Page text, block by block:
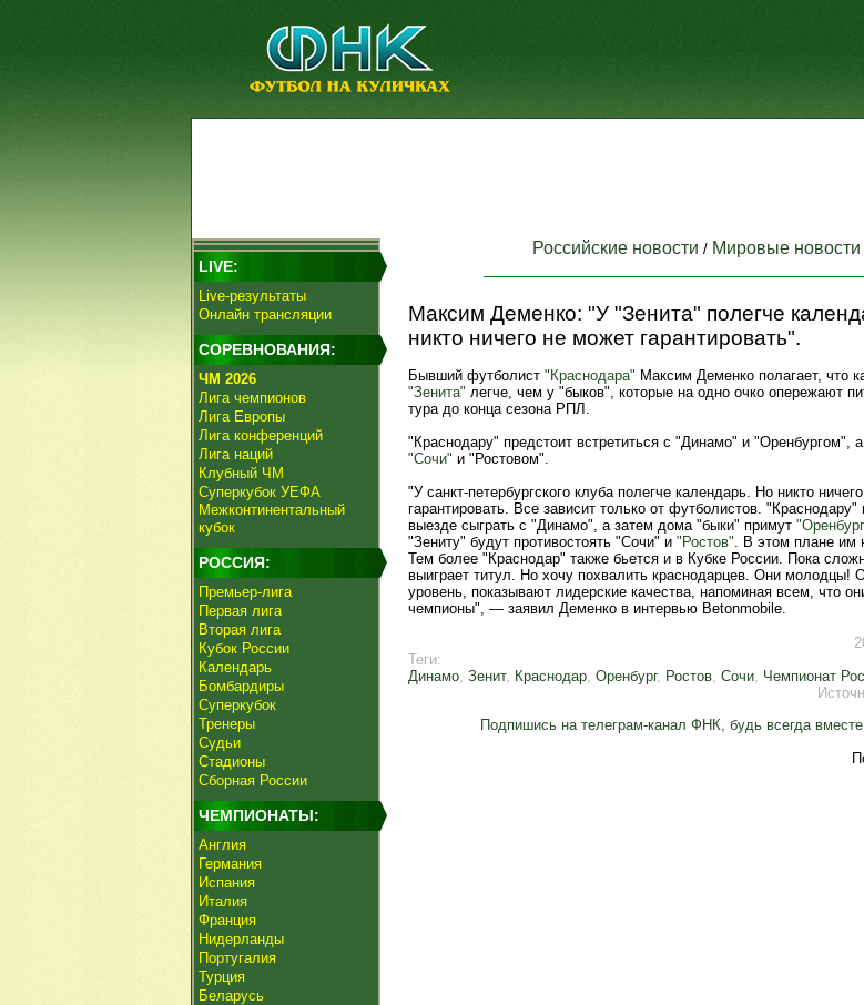
LIVE:
Live-результаты
Онлайн трансляции
СОРЕВНОВАНИЯ:
ЧМ 2026
Лига чемпионов
Лига Европы
Лига конференций
Лига наций
Клубный ЧМ
Суперкубок УЕФА
Межконтинентальный
кубок
РОССИЯ:
Премьер-лига
Первая лига
Вторая лига
Кубок России
Календарь
Бомбардиры
Суперкубок
Тренеры
Судьи
Стадионы
Сборная России
ЧЕМПИОНАТЫ:
Англия
Германия
Испания
Италия
Франция
Нидерланды
Португалия
Турция
Беларусь
Российские новости / Мировые новости
Максим Деменко: "У "Зенита" полегче
никто ничего не может гарантировать".
Бывший футболист "Краснодара" Максим Деменко полагает, что
"Зенита" легче, чем у "быков", которые на одно очко опережают
тура до конца сезона РПЛ.
"Краснодару" предстоит встретиться с "Динамо" и "Оренбургом",
"Сочи" и "Ростовом".
"У санкт-петербургского клуба полегче календарь. Но никто
гарантировать. Все зависит только от футболистов. "Краснодару"
выезде сыграть с "Динамо", а затем дома "быки" примут
"Зениту" будут противостоять "Сочи" и "Ростов". В этом плане им
Тем более "Краснодар" также бьется и в Кубке России. Пока
выиграет титул. Но хочу похвалить краснодарцев. Они молодцы!
уровень, показывают лидерские качества, напоминая всем, что
чемпионы", — заявил Деменко в интервью Betonmobile.
Теги:
Динамо, Зенит, Краснодар, Оренбург, Ростов, Сочи, Чемпионат
Подпишись на телеграм-канал ФНК, будь всегда